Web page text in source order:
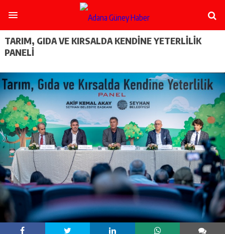
escort
ataşehir
escort
escort
-
pendik
escort
-
ümraniye
escort
-
mecidiyeköy
escort
-
taksim
escort
-
TARIM, GIDA VE KIRSALDA KENDİNE YETERLİLİK
PANELİ